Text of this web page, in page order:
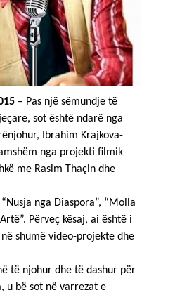
– Pas një sëmundje të
sot është ndarë nga
Ibrahim Krajkova-
nga projekti filmik
me Rasim Thaçin dhe
nga Diaspora”, “Molla
Përveç kësaj, ai është i
shumë video-projekte dhe
të njohur dhe të dashur për
u bë sot në varrezat e